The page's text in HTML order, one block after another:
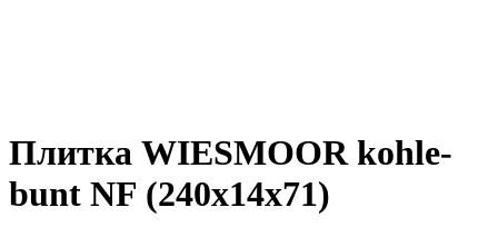
Плитка WIESMOOR kohle-
bunt NF (240x14x71)